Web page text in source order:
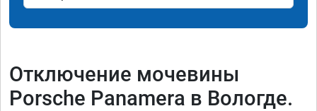
Отключение мочевины
Porsche Panamera в Вологде.